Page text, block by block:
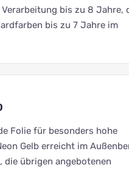
bis zu 8 Jahre,
bis zu 7 Jahre im
Folie für besonders hohe
Gelb erreicht im
die übrigen angebotenen